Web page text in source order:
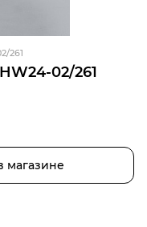
02/261
261
магазине